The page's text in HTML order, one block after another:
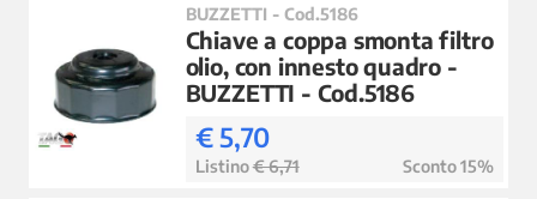
BUZZETTI - Cod.5186
Chiave a coppa smonta filtro
olio, con innesto quadro -
BUZZETTI - Cod.5186
€ 5,70
Listino€ 6,71 Sconto 15%